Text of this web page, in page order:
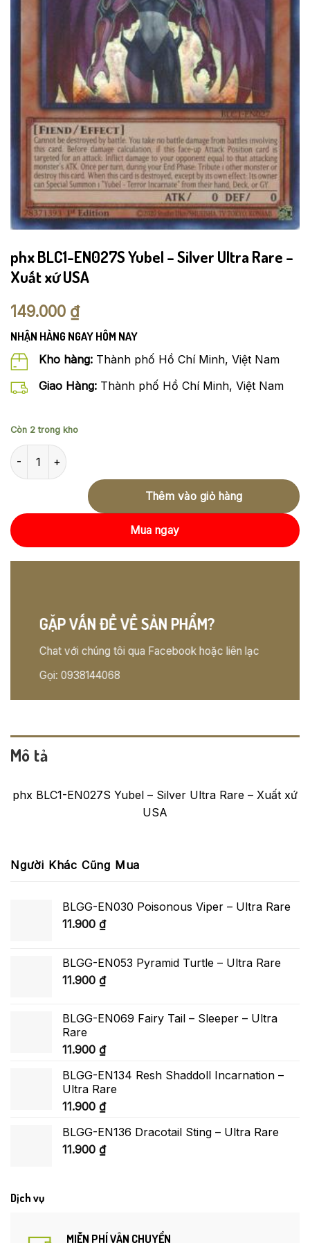
phx BLC1-EN027S Yubel – Silver Ultra Rare –
Xuất xứ USA
149.000 ₫
NHẬN HÀNG NGAY HÔM NAY
Kho hàng: Thành phố Hồ Chí Minh, Việt Nam
Giao Hàng: Thành phố Hồ Chí Minh, Việt Nam
Còn 2 trong kho
phx BLC1-EN027S Yubel - Silver Ultra Rare - Xuất xứ USA số
Thêm vào giỏ hàng
Mua ngay
GẶP VẤN ĐỀ VỀ SẢN PHẨM?
Chat với chúng tôi qua Facebook hoặc liên lạc
Gọi: 0938144068
Mô tả
phx BLC1-EN027S Yubel – Silver Ultra Rare – Xuất xứ
USA
Người Khác Cũng Mua
BLGG-EN030 Poisonous Viper – Ultra Rare
11.900 ₫
BLGG-EN053 Pyramid Turtle – Ultra Rare
11.900 ₫
BLGG-EN069 Fairy Tail – Sleeper – Ultra
Rare
11.900 ₫
BLGG-EN134 Resh Shaddoll Incarnation –
Ultra Rare
11.900 ₫
BLGG-EN136 Dracotail Sting – Ultra Rare
11.900 ₫
Dịch vụ
MIỄN PHÍ VẬN CHUYỂN